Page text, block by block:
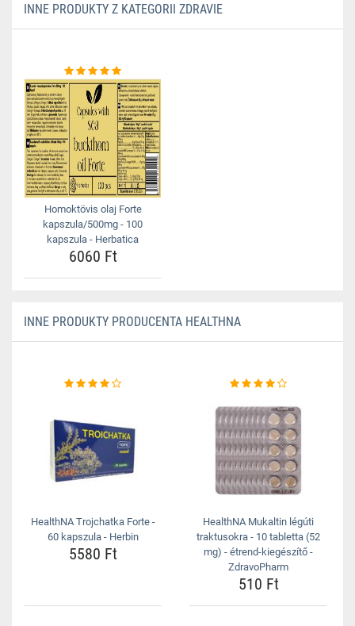
INNE PRODUKTY Z KATEGORII ZDRAVIE
Homoktövis olaj Forte
kapszula/500mg - 100
kapszula - Herbatica
6060 Ft
INNE PRODUKTY PRODUCENTA HEALTHNA
HealthNA Trojchatka Forte -
60 kapszula - Herbin
5580 Ft
HealthNA Mukaltin légúti
traktusokra - 10 tabletta (52
mg) - étrend-kiegészítő -
ZdravoPharm
510 Ft